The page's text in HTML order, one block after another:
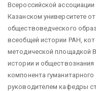
Всероссийской
Казанском университете
обществоведческого
всеобщей истории РАН,
методической площадкой
истории и
компонента
руководителем кафедры